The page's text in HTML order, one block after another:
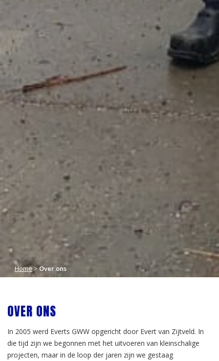
Home>Over ons
OVER ONS
In 2005 werd Everts GWW opgericht door Evert van Zijtveld. In
die tijd zijn we begonnen met het uitvoeren van kleinschalige
projecten, maar in de loop der jaren zijn we gestaag